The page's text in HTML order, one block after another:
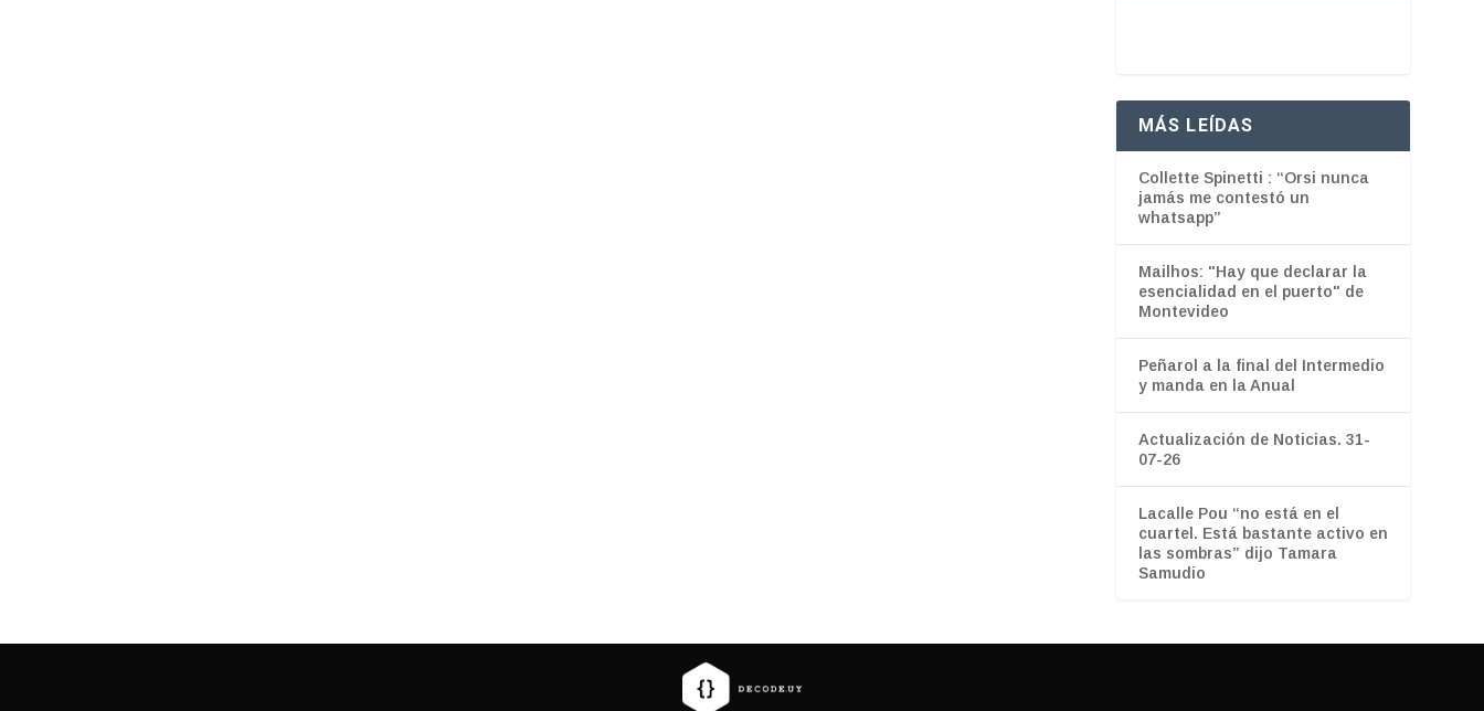
MÁS LEÍDAS
Collette Spinetti : “Orsi nunca
jamás me contestó un
whatsapp”
Mailhos: "Hay que declarar la
esencialidad en el puerto" de
Montevideo
Peñarol a la final del Intermedio
y manda en la Anual
Actualización de Noticias. 31-
07-26
Lacalle Pou “no está en el
cuartel. Está bastante activo en
las sombras” dijo Tamara
Samudio